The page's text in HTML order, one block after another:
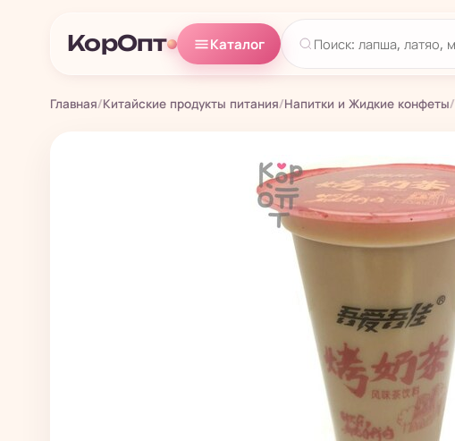
КорОпт Каталог
Главная/Китайские продукты питания/Напитки и Жидкие конфеты/